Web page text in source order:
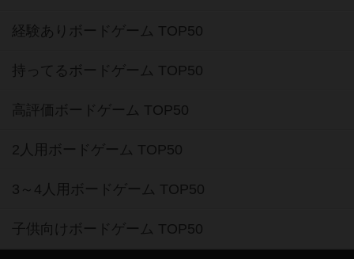
経験ありボードゲーム TOP50
持ってるボードゲーム TOP50
高評価ボードゲーム TOP50
2人用ボードゲーム TOP50
3～4人用ボードゲーム TOP50
子供向けボードゲーム TOP50